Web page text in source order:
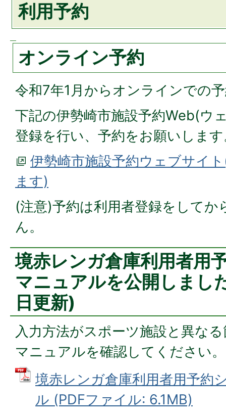
利用予約
オンライン予約
令和7年1月からオンラインでの
下記の伊勢崎市施設予約Web(ウ
登録を行い、予約をお願いしま
伊勢崎市施設予約ウェブサイ
ます)
(注意)予約は利用者登録をしてか
ん。
境赤レンガ倉庫利用者用
マニュアルを公開しまし
日更新)
入力方法がスポーツ施設と異な
マニュアルを確認してください。
境赤レンガ倉庫利用者用予約
ル (PDFファイル: 6.1MB)